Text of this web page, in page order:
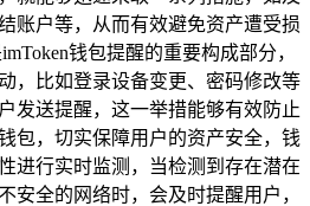
账户等，从而有效避免资产遭受损
钱包提醒的重要构成部分，
，比如登录设备变更、密码修改等
发送提醒，这一举措能够有效防止
包，切实保障用户的资产安全，钱
进行实时监测，当检测到存在潜在
安全的网络时，会及时提醒用户，